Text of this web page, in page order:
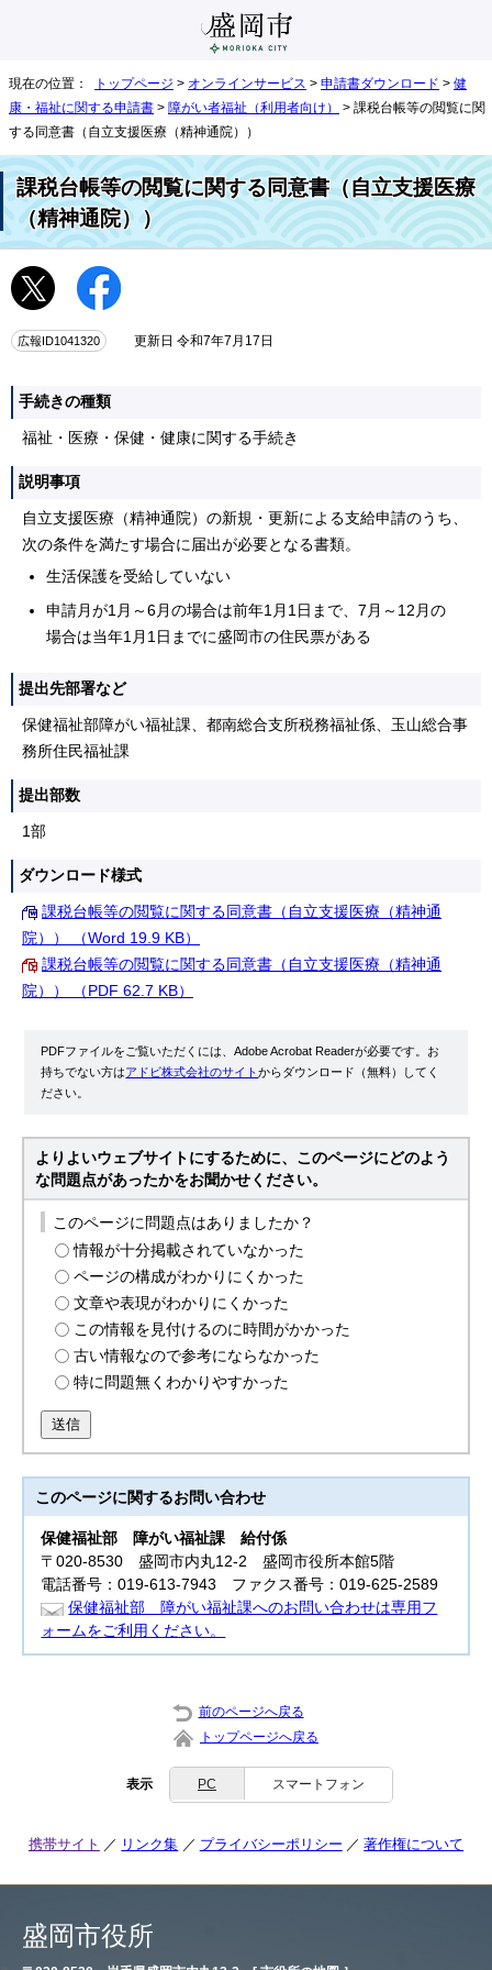
現在の位置： トップページ > オンラインサービス > 申請書ダウンロード > 健
康・福祉に関する申請書 > 障がい者福祉（利用者向け）
> 課税台帳等の閲覧に関
する同意書（自立支援医療（精神通院））
課税台帳等の閲覧に関する同意書（自立支援医療
（精神通院））
広報ID1041320 更新日 令和7年7月17日
手続きの種類
福祉・医療・保健・健康に関する手続き
説明事項
自立支援医療（精神通院）の新規・更新による支給申請のうち、
次の条件を満たす場合に届出が必要となる書類。
生活保護を受給していない
申請月が1月～6月の場合は前年1月1日まで、7月～12月の
場合は当年1月1日までに盛岡市の住民票がある
提出先部署など
保健福祉部障がい福祉課、都南総合支所税務福祉係、玉山総合事
務所住民福祉課
提出部数
1部
ダウンロード様式
課税台帳等の閲覧に関する同意書（自立支援医療（精神通
院）） （Word 19.9 KB）
課税台帳等の閲覧に関する同意書（自立支援医療（精神通
院）） （PDF 62.7 KB）
PDFファイルをご覧いただくには、Adobe Acrobat Readerが必要です。お
持ちでない方はアドビ株式会社のサイトからダウンロード（無料）してく
ださい。
よりよいウェブサイトにするために、このページにどのよう
な問題点があったかをお聞かせください。
このページに問題点はありましたか？
情報が十分掲載されていなかった
ページの構成がわかりにくかった
文章や表現がわかりにくかった
この情報を見付けるのに時間がかかった
古い情報なので参考にならなかった
特に問題無くわかりやすかった
送信
このページに関するお問い合わせ
保健福祉部
障がい福祉課 給付係
〒020-8530 盛岡市内丸12-2 盛岡市役所本館5階
電話番号：019-613-7943 ファクス番号：019-625-2589
保健福祉部 障がい福祉課へのお問い合わせは専用フ
ォームをご利用ください。
前のページへ戻る
トップページへ戻る
表示 PC スマートフォン
携帯サイト リンク集 プライバシーポリシー 著作権について
盛岡市役所